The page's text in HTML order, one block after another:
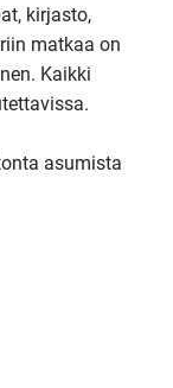
kirjasto,
matkaa on
Kaikki
asumista